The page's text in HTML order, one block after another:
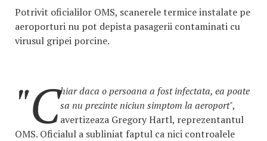
Potrivit oficialilor OMS, scanerele termice instalate pe
aeroporturi nu pot depista pasagerii contaminati cu
virusul gripei porcine.
"Chiar daca o persoana a fost infectata, ea poate
sa nu prezinte niciun simptom la aeroport",
avertizeaza Gregory Hartl, reprezentantul
OMS. Oficialul a subliniat faptul ca nici controalele